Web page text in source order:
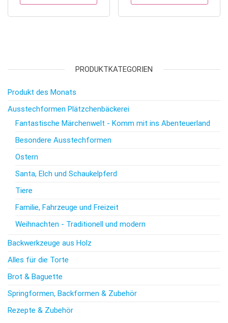
PRODUKTKATEGORIEN
Produkt des Monats
Ausstechformen Plätzchenbäckerei
Fantastische Märchenwelt - Komm mit ins Abenteuerland
Besondere Ausstechformen
Ostern
Santa, Elch und Schaukelpferd
Tiere
Familie, Fahrzeuge und Freizeit
Weihnachten - Traditionell und modern
Backwerkzeuge aus Holz
Alles für die Torte
Brot & Baguette
Springformen, Backformen & Zubehör
Rezepte & Zubehör